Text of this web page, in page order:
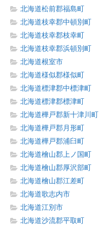
北海道松前郡福島町
北海道枝幸郡中頓別町
北海道枝幸郡枝幸町
北海道枝幸郡浜頓別町
北海道根室市
北海道様似郡様似町
北海道標津郡中標津町
北海道標津郡標津町
北海道樺戸郡新十津川町
北海道樺戸郡月形町
北海道樺戸郡浦臼町
北海道檜山郡上ノ国町
北海道檜山郡厚沢部町
北海道檜山郡江差町
北海道歌志内市
北海道江別市
北海道沙流郡平取町